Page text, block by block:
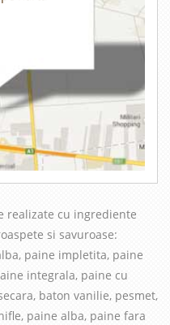
realizate cu ingrediente
si savuroase:
paine impletita, paine
integrala, paine cu
baton vanilie, pesmet,
paine alba, paine fara